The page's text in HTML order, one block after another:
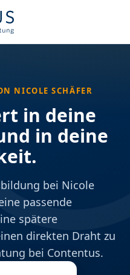
NICOLE SCHÄFER
in deine
in deine
bei Nicole
passende
spätere
direkten Draht zu
bei Contentus.